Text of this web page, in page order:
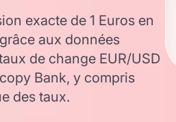
exacte de 1 Euros en
aux données
de change EUR/USD
Bank, y compris
des taux.